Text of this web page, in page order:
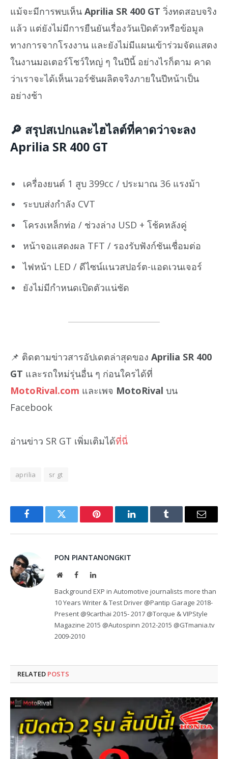
แม้จะมีการพบเห็น Aprilia SR 400 GT วิ่งทดสอบจริง
แล้ว แต่ยังไม่มีการยืนยันเรื่องวันเปิดตัวหรือข้อมูล
ทางการจากโรงงาน และยังไม่มีแผนเข้าร่วมจัดแสดง
ในงานมอเตอร์โชว์ใหญ่ ๆ ในปีนี้ อย่างไรก็ตาม คาด
ว่าเราจะได้เห็นเวอร์ชันผลิตจริงภายในปีหน้าเป็น
อย่างช้า
🔎 สรุปสเปกและไฮไลต์ที่คาดว่าจะลง
Aprilia SR 400 GT
เครื่องยนต์ 1 สูบ 399cc / ประมาณ 36 แรงม้า
ระบบส่งกำลัง CVT
โครงเหล็กท่อ / ช่วงล่าง USD + โช้คหลังคู่
หน้าจอแสดงผล TFT / รองรับฟังก์ชันเชื่อมต่อ
ไฟหน้า LED / ดีไซน์แนวสปอร์ต-แอดเวนเจอร์
ยังไม่มีกำหนดเปิดตัวแน่ชัด
📌 ติดตามข่าวสารอัปเดตล่าสุดของ Aprilia SR 400
GT และรถใหม่รุ่นอื่น ๆ ก่อนใครได้ที่
MotoRival.com และเพจ MotoRival บน
Facebook
อ่านข่าว SR GT เพิ่มเติมได้ที่นี่
aprilia sr gt
FacebookTwitter Pinterest LinkedInTumblr Email
PON PIANTANONGKIT
WebsiteFacebookLinkedIn
Background EXP in Automotive journalists more than
10 Years Writer & Test Driver @Pantip Garage 2018-
Present @9carthai 2015- 2017 @Torque & VIPStyle
Magazine 2015 @Autospinn 2012-2015 @GTmania.tv
2009-2010
RELATED POSTS